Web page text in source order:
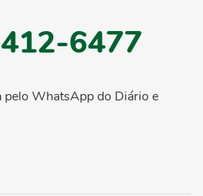
6477
pelo WhatsApp do Diário e